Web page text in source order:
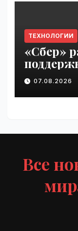
ТЕХНОЛОГИИ
«Сбер»
07.08.2026
Все